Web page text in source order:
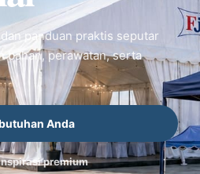
panduan praktis seputar
bahan, perawatan, serta
Anda
premium